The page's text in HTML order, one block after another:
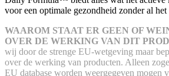
voor een optimale gezondheid zonder al
WAAROM STAAT ER GEEN OF
OVER DE WERKING VAN DIT
wij door de strenge EU-wetgeving maar
over de werking van producten. Alleen
EU database worden weergegeven mogen